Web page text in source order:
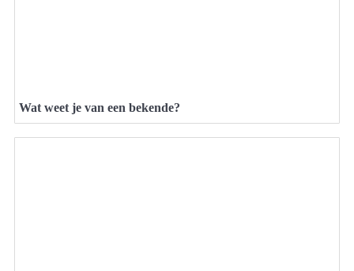
Wat weet je van een bekende?